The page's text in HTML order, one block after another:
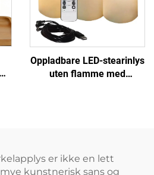
Oppladbare LED-stearinlys
uten flamme med
er ikke en lett
kunstnerisk sans og